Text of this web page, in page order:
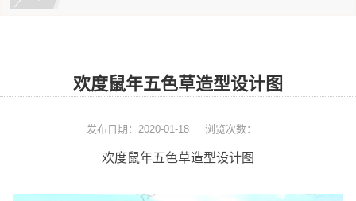
欢度鼠年五色草造型设计图
发布日期：2020-01-18 浏览次数：
欢度鼠年五色草造型设计图